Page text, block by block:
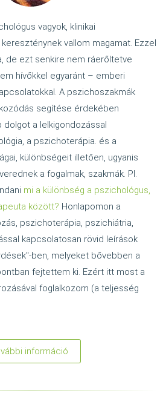
vagyok, klinikai
vallom magamat. Ezzel
de ezt senkire nem ráerőltetve
hívőkkel egyaránt – emberi
A pszichoszakmák
segítése érdekében
a lelkigondozással
a pszichoterápia. és a
különbségeit illetően, ugyanis
a fogalmak, szakmák. Pl.
mi a különbség a pszichológus,
között? Honlapomon a
pszichoterápia, pszichiátria,
kapcsolatosan rövid leírások
ben, melyeket bővebben a
fejtettem ki. Ezért itt most a
foglalkozom (a teljesség
információ